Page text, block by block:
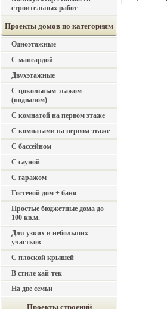
строительных работ
Проекты домов по категориям
Одноэтажные
С мансардой
Двухэтажные
С цокольным этажом
(подвалом)
С комнатой на первом этаже
С комнатами на первом этаже
С бассейном
С сауной
С гаражом
Гостевой дом + баня
Простые бюджетные дома до
100 кв.м.
Для узких и небольших
участков
С плоской крышей
В стиле хай-тек
На две семьи
Проекты строений